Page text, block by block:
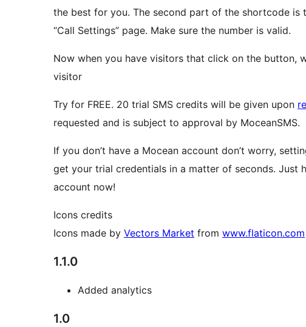
the best for you. The second part of the shortcode is
“Call Settings” page. Make sure the number is valid.
Now when you have visitors that click on the button,
visitor
Try for FREE. 20 trial SMS credits will be given upon
requested and is subject to approval by MoceanSMS.
If you don’t have a Mocean account don’t worry,
get your trial credentials in a matter of seconds. Just
account now!
Icons credits
Icons made by Vectors Market from www.flaticon.com
1.1.0
Added analytics
1.0